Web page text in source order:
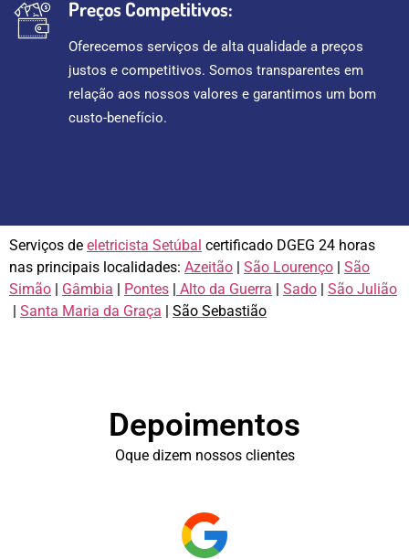
Preços Competitivos:
Oferecemos serviços de alta qualidade a preços
justos e competitivos. Somos transparentes em
relação aos nossos valores e garantimos um bom
custo-benefício.
Serviços de eletricista Setúbal certificado DGEG 24 horas
nas principais localidades: Azeitão | São Lourenço | São
Simão | Gâmbia | Pontes | Alto da Guerra | Sado | São Julião
| Santa Maria da Graça | São Sebastião
Depoimentos
Oque dizem nossos clientes